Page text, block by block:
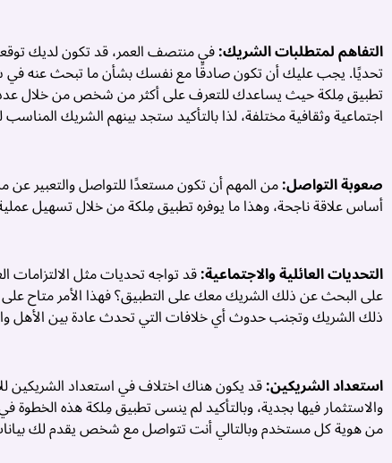
التفاهم لمتطلبات الشريك:في منتصف العمر، قد تكون لديك
تحديًا. يجب عليك أن تكون صادقًا مع نفسك بشأن ما تبحث عنه في
تطبيق مِلكة حيث يساعدك للتعرف على أكثر من شخص من خلال عدد
اجتماعية وثقافية مختلفة، لذا بالتأكيد ستجد بينهم الشريك
صعوبة التواصل:من المهم أن تكون مستعدًا للتواصل والتعبير عن
أساس علاقة ناجحة، وهذا ما يوفره تطبيق مِلكة من خلال تسهيل
التحديات العائلية والاجتماعية:قد تواجه تحديات مثل الالتزامات
على البحث عن ذلك الشريك معك على التطبيق؟ فهذا الأمر متاح
ذلك الشريك وتجنب حدوث أي خلافات التي تحدث عادة بين الأهل
استعداد الشريكين:قد يكون هناك اختلاف في استعداد الشريكين
والاستثمار فيها بجدية، وبالتأكيد لم ينسى تطبيق مِلكة هذه
من هوية كل مستخدم وبالتالي أنت تتواصل مع شخص يقدم لك